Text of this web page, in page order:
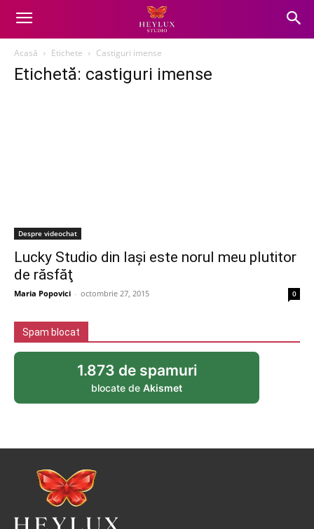
Acasă Etichete Castiguri imense
Etichetă: castiguri imense
Despre videochat
Lucky Studio din Iaşi este norul meu plutitor
de răsfăţ
Maria Popovici - octombrie 27, 2015 0
Spam blocat
1.873 de spamuri
blocate de Akismet